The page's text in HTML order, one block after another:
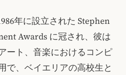
年に設立された Stephen
Awards に冠され、彼は
ート、音楽におけるコンピ
で、ベイエリアの高校生と